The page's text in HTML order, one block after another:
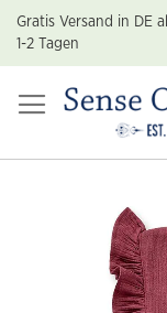
Zum
Inhalt
springen
Gratis Versand in DE
1-2 Tagen